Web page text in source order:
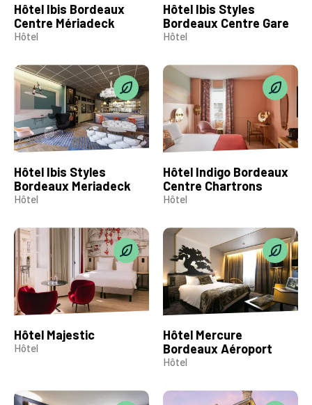
Hôtel Ibis Bordeaux
Centre Mériadeck
Hôtel
Hôtel Ibis Styles
Bordeaux Centre Gare
Hôtel
Hôtel Ibis Styles
Bordeaux Meriadeck
Hôtel
Hôtel Indigo Bordeaux
Centre Chartrons
Hôtel
Hôtel Majestic
Hôtel
Hôtel Mercure
Bordeaux Aéroport
Hôtel